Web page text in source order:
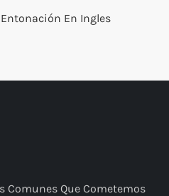
Entonación En Ingles
Comunes Que Cometemos